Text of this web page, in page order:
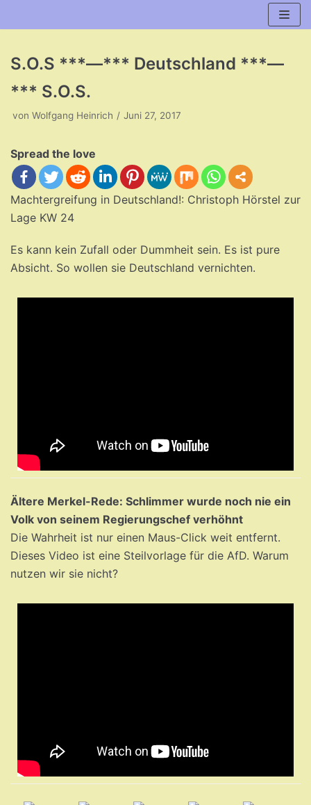
S.O.S ***—*** Deutschland ***—
*** S.O.S.
von Wolfgang Heinrich Juni 27, 2017
Spread the love
Machtergreifung in Deutschland!: Christoph Hörstel zur
Lage KW 24
Es kann kein Zufall oder Dummheit sein. Es ist pure
Absicht. So wollen sie Deutschland vernichten.
Ältere Merkel-Rede: Schlimmer wurde noch nie ein
Volk von seinem Regierungschef verhöhnt
Die Wahrheit ist nur einen Maus-Click weit entfernt.
Dieses Video ist eine Steilvorlage für die AfD. Warum
nutzen wir sie nicht?